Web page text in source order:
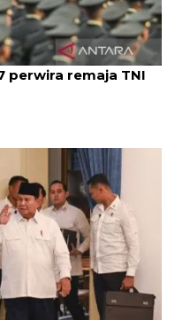
perwira remaja TNI